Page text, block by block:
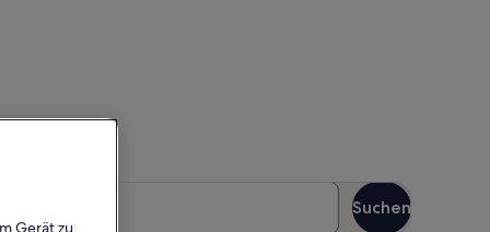
Suchen
Gerät zu,